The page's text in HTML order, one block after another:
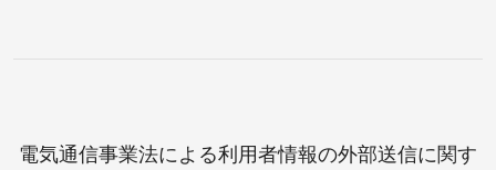
電気通信事業法による利用者情報の外部送信に関す